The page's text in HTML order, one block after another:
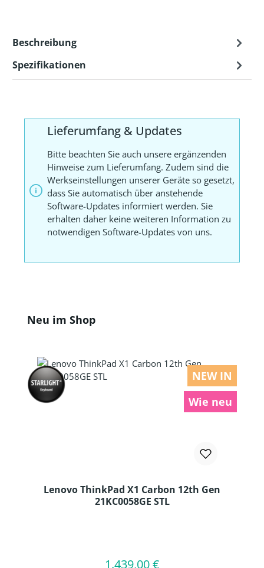
Beschreibung
Spezifikationen
Lieferumfang & Updates
Bitte beachten Sie auch unsere ergänzenden
Hinweise zum Lieferumfang. Zudem sind die
Werkseinstellungen unserer Geräte so gesetzt,
dass Sie automatisch über anstehende
Software-Updates informiert werden. Sie
erhalten daher keine weiteren Information zu
notwendigen Software-Updates von uns.
Produktgalerie überspringen
Neu im Shop
NEW IN
Wie neu
Lenovo ThinkPad X1 Carbon 12th Gen
21KC0058GE STL
Regulärer Preis:
1.439,00 €
In den Warenkorb